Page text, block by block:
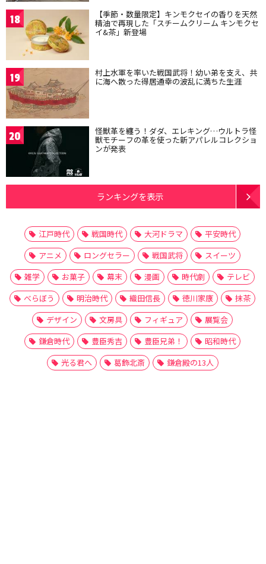
18 【季節・数量限定】キンモクセイの香りを天然
精油で再現した「スチームクリーム キンモクセ
イ&茶」新登場
19 村上水軍を率いた戦国武将！幼い弟を支え、共
に海へ散った得居通幸の波乱に満ちた生涯
20 怪獣革を纏う！ダダ、エレキング…ウルトラ怪
獣モチーフの革を使った新アパレルコレクショ
ンが発表
ランキングを表示
江戸時代 戦国時代 大河ドラマ
平安時代
アニメ
ロングセラー 戦国武将
スイーツ
雑学
お菓子 幕末 漫画 時代劇
テレビ
べらぼう
明治時代 織田信長 徳川家康
抹茶
デザイン
文房具 フィギュア
展覧会
鎌倉時代
豊臣秀吉 豊臣兄弟！
昭和時代
光る君へ
葛飾北斎 鎌倉殿の13人